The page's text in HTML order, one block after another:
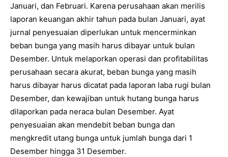
Januari, dan Februari. Karena perusahaan akan merilis
laporan keuangan akhir tahun pada bulan Januari, ayat
jurnal penyesuaian diperlukan untuk mencerminkan
beban bunga yang masih harus dibayar untuk bulan
Desember. Untuk melaporkan operasi dan profitabilitas
perusahaan secara akurat, beban bunga yang masih
harus dibayar harus dicatat pada laporan laba rugi bulan
Desember, dan kewajiban untuk hutang bunga harus
dilaporkan pada neraca bulan Desember. Ayat
penyesuaian akan mendebit beban bunga dan
mengkredit utang bunga untuk jumlah bunga dari 1
Desember hingga 31 Desember.